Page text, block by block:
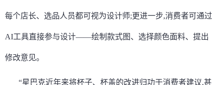
每个店长、选品人员都可视为设计师;更进一步,消费者可通过
AI工具直接参与设计——绘制款式图、选择颜色面料、提出
修改意见。
“星巴克近年来将杯子、杯盖的改进归功于消费者建议,甚